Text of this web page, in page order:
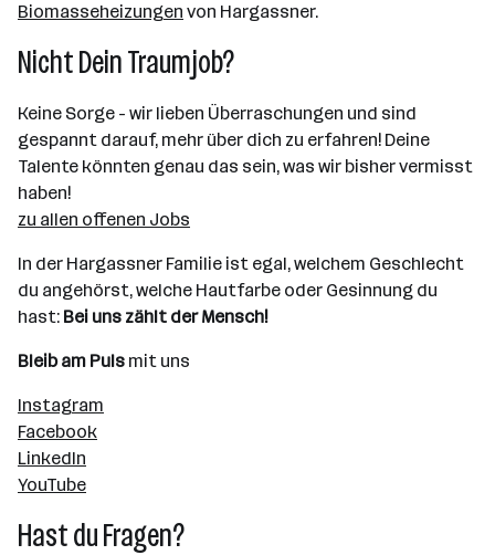
Biomasseheizungen von Hargassner.
Nicht Dein Traumjob?
Keine Sorge - wir lieben Überraschungen und sind
gespannt darauf, mehr über dich zu erfahren! Deine
Talente könnten genau das sein, was wir bisher vermisst
haben!
zu allen offenen Jobs
In der Hargassner Familie ist egal, welchem Geschlecht
du angehörst, welche Hautfarbe oder Gesinnung du
hast: Bei uns zählt der Mensch!
Bleib am Puls mit uns
Instagram
Facebook
LinkedIn
YouTube
Hast du Fragen?